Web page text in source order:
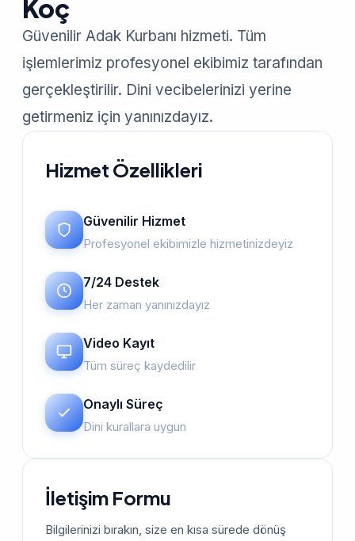
Koç
Güvenilir Adak Kurbanı hizmeti. Tüm
işlemlerimiz profesyonel ekibimiz tarafından
gerçekleştirilir. Dini vecibelerinizi yerine
getirmeniz için yanınızdayız.
Hizmet Özellikleri
Güvenilir Hizmet
Profesyonel ekibimizle hizmetinizdeyiz
7/24 Destek
Her zaman yanınızdayız
Video Kayıt
Tüm süreç kaydedilir
Onaylı Süreç
Dini kurallara uygun
İletişim Formu
Bilgilerinizi bırakın, size en kısa sürede dönüş